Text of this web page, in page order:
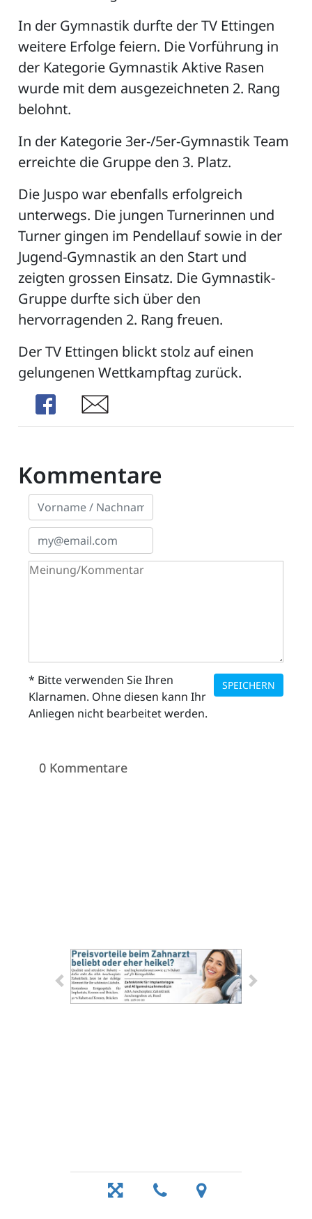
In der Gymnastik durfte der TV Ettingen
weitere Erfolge feiern. Die Vorführung in
der Kategorie Gymnastik Aktive Rasen
wurde mit dem ausgezeichneten 2. Rang
belohnt.
In der Kategorie 3er-/5er-Gymnastik Team
erreichte die Gruppe den 3. Platz.
Die Juspo war ebenfalls erfolgreich
unterwegs. Die jungen Turnerinnen und
Turner gingen im Pendellauf sowie in der
Jugend-Gymnastik an den Start und
zeigten grossen Einsatz. Die Gymnastik-
Gruppe durfte sich über den
hervorragenden 2. Rang freuen.
Der TV Ettingen blickt stolz auf einen
gelungenen Wettkampftag zurück.
Share
Share
Kommentare
SPEICHERN
* Bitte verwenden Sie Ihren
Klarnamen. Ohne diesen kann Ihr
Anliegen nicht bearbeitet werden.
0 Kommentare